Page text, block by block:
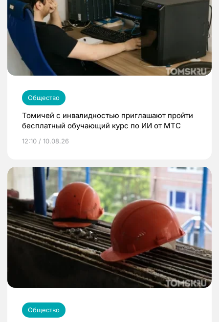
Общество
Томичей с инвалидностью приглашают пройти
бесплатный обучающий курс по ИИ от МТС
12:10 / 10.08.26
Общество